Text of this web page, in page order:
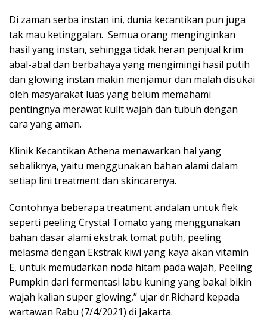
Di zaman serba instan ini, dunia kecantikan pun juga
tak mau ketinggalan. Semua orang menginginkan
hasil yang instan, sehingga tidak heran penjual krim
abal-abal dan berbahaya yang mengimingi hasil putih
dan glowing instan makin menjamur dan malah disukai
oleh masyarakat luas yang belum memahami
pentingnya merawat kulit wajah dan tubuh dengan
cara yang aman.
Klinik Kecantikan Athena menawarkan hal yang
sebaliknya, yaitu menggunakan bahan alami dalam
setiap lini treatment dan skincarenya.
Contohnya beberapa treatment andalan untuk flek
seperti peeling Crystal Tomato yang menggunakan
bahan dasar alami ekstrak tomat putih, peeling
melasma dengan Ekstrak kiwi yang kaya akan vitamin
E, untuk memudarkan noda hitam pada wajah, Peeling
Pumpkin dari fermentasi labu kuning yang bakal bikin
wajah kalian super glowing,” ujar dr.Richard kepada
wartawan Rabu (7/4/2021) di Jakarta.